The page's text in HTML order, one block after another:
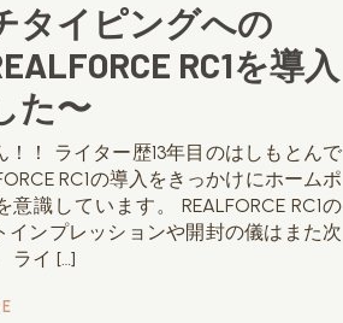
タイピングへの
RC1を導入
た〜
！！ ライター歴13年目のはしもとんで
RC1の導入をきっかけにホームポ
意識しています。 REALFORCE RC1の
インプレッションや開封の儀はまた次
ライ […]